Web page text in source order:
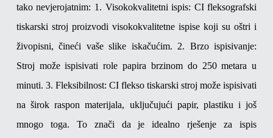
tako nevjerojatnim: 1. Visokokvalitetni ispis: CI fleksografski
tiskarski stroj proizvodi visokokvalitetne ispise koji su oštri i
živopisni, čineći vaše slike iskačućim. 2. Brzo ispisivanje:
Stroj može ispisivati ​​role papira brzinom do 250 metara u
minuti. 3. Fleksibilnost: CI flekso tiskarski stroj može ispisivati
​​na širok raspon materijala, uključujući papir, plastiku i još
mnogo toga. To znači da je idealno rješenje za ispis